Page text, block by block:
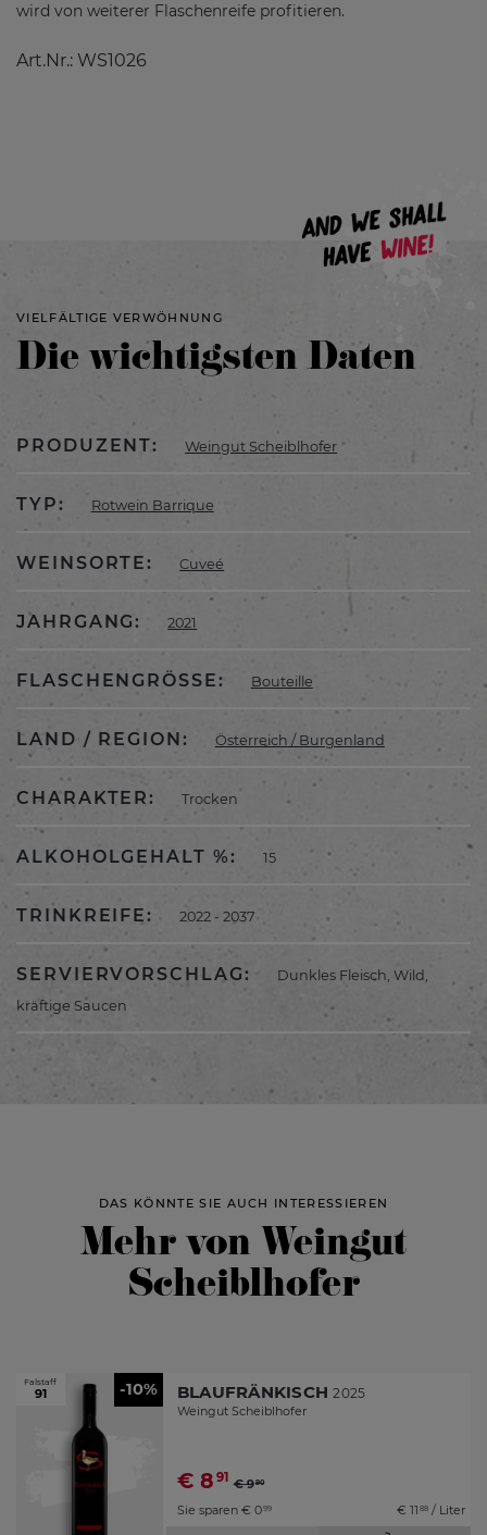
wird von weiterer Flaschenreife profitieren.
Art.Nr.: WS1026
VIELFÄLTIGE VERWÖHNUNG
Die wichtigsten Daten
PRODUZENT: Weingut Scheiblhofer
TYP: Rotwein Barrique
WEINSORTE: Cuveé
JAHRGANG: 2021
FLASCHENGRÖSSE: Bouteille
LAND / REGION: Österreich / Burgenland
CHARAKTER: Trocken
ALKOHOLGEHALT %: 15
TRINKREIFE: 2022 - 2037
SERVIERVORSCHLAG:
Dunkles Fleisch, Wild,
kräftige Saucen
DAS KÖNNTE SIE AUCH INTERESSIEREN
Mehr von Weingut
Scheiblhofer
Falstaff
91 -10% BLAUFRÄNKISCH2025
Weingut Scheiblhofer
€ 8 91 €990
Sie sparen € 099 € 11 88/ Liter